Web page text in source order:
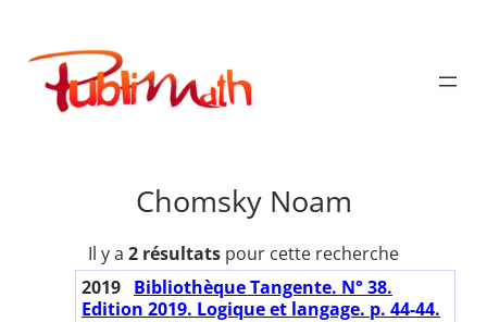
contenu
Publimath
Chomsky Noam
Il y a 2 résultats pour cette recherche
2019 Bibliothèque Tangente. N° 38.
Edition 2019. Logique et langage. p. 44-44.